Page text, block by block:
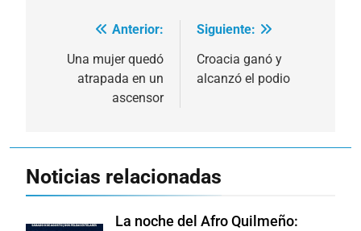
Navegación
entradas
Anterior:
Una mujer quedó
atrapada en un
ascensor
Siguiente:
Croacia ganó y
alcanzó el podio
Noticias relacionadas
La noche del Afro Quilmeño: